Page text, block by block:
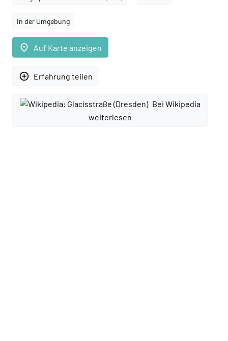
In der Umgebung
place Auf Karte anzeigen
add_circle_outline Erfahrung teilen
Bei Wikipedia
weiterlesen